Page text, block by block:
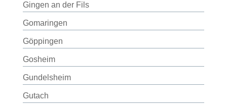
Gingen an der Fils
Gomaringen
Göppingen
Gosheim
Gundelsheim
Gutach